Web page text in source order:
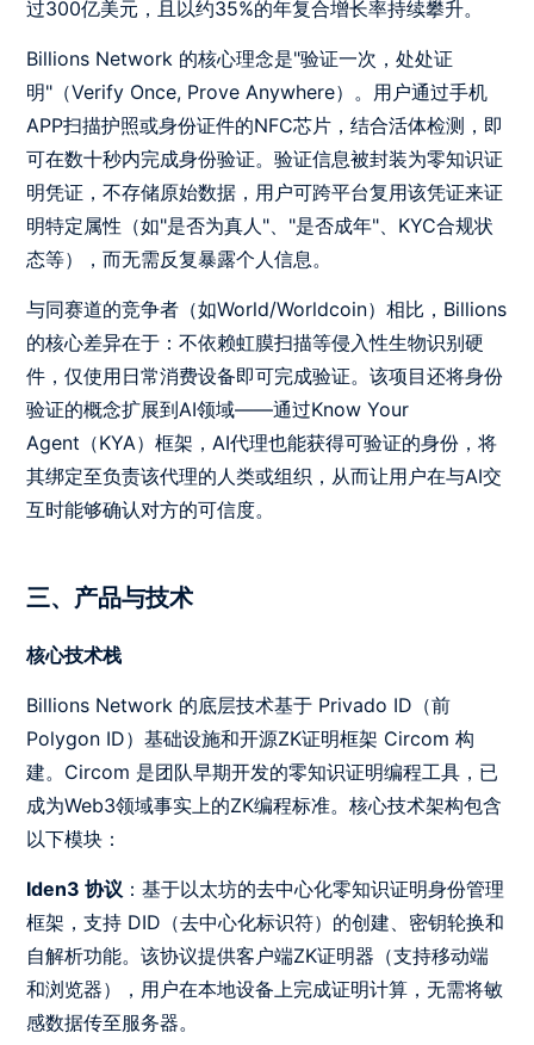
过300亿美元，且以约35%的年复合增长率持续攀升。
Billions Network 的核心理念是"验证一次，处处证
明"（Verify Once, Prove Anywhere）。用户通过手机
APP扫描护照或身份证件的NFC芯片，结合活体检测，即
可在数十秒内完成身份验证。验证信息被封装为零知识证
明凭证，不存储原始数据，用户可跨平台复用该凭证来证
明特定属性（如"是否为真人"、"是否成年"、KYC合规状
态等），而无需反复暴露个人信息。
与同赛道的竞争者（如World/Worldcoin）相比，Billions
的核心差异在于：不依赖虹膜扫描等侵入性生物识别硬
件，仅使用日常消费设备即可完成验证。该项目还将身份
验证的概念扩展到AI领域——通过Know Your
Agent（KYA）框架，AI代理也能获得可验证的身份，将
其绑定至负责该代理的人类或组织，从而让用户在与AI交
互时能够确认对方的可信度。
三、产品与技术
核心技术栈
Billions Network 的底层技术基于 Privado ID（前
Polygon ID）基础设施和开源ZK证明框架 Circom 构
建。Circom 是团队早期开发的零知识证明编程工具，已
成为Web3领域事实上的ZK编程标准。核心技术架构包含
以下模块：
Iden3 协议 ：基于以太坊的去中心化零知识证明身份管理
框架，支持 DID（去中心化标识符）的创建、密钥轮换和
自解析功能。该协议提供客户端ZK证明器（支持移动端
和浏览器），用户在本地设备上完成证明计算，无需将敏
感数据传至服务器。